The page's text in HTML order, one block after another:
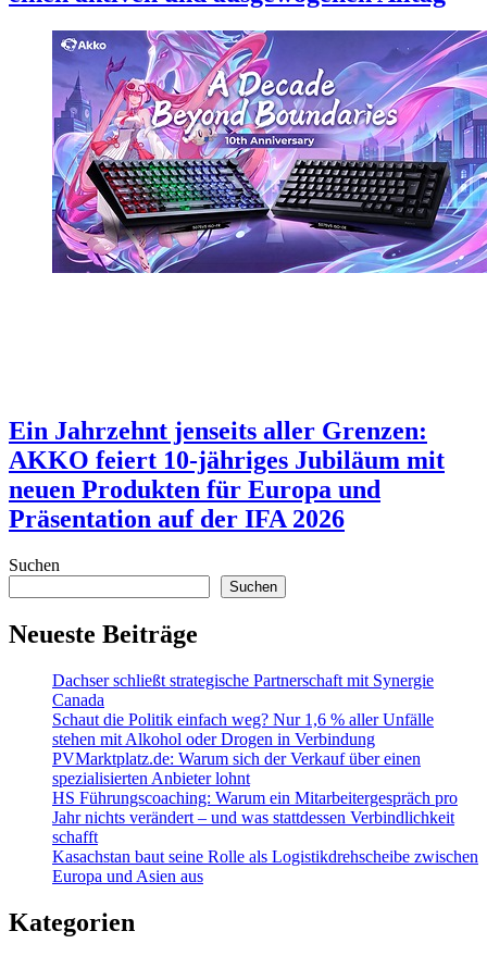
Ein Jahrzehnt jenseits aller Grenzen:
AKKO feiert 10-jähriges Jubiläum mit
neuen Produkten für Europa und
Präsentation auf der IFA 2026
Suchen
Suchen
Neueste Beiträge
Dachser schließt strategische Partnerschaft mit Synergie
Canada
Schaut die Politik einfach weg? Nur 1,6 % aller Unfälle
stehen mit Alkohol oder Drogen in Verbindung
PVMarktplatz.de: Warum sich der Verkauf über einen
spezialisierten Anbieter lohnt
HS Führungscoaching: Warum ein Mitarbeitergespräch pro
Jahr nichts verändert – und was stattdessen Verbindlichkeit
schafft
Kasachstan baut seine Rolle als Logistikdrehscheibe zwischen
Europa und Asien aus
Kategorien